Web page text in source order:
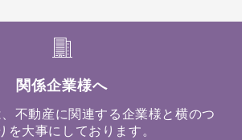
関係企業様へ
不動産に関連する企業様と横のつ
を大事にしております。